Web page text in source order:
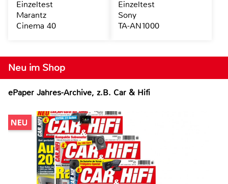
Neu im Shop
ePaper Jahres-Archive, z.B. Car & Hifi
Einzeltest
Marantz
Cinema 40
Einzeltest
Sony
TA-AN1000